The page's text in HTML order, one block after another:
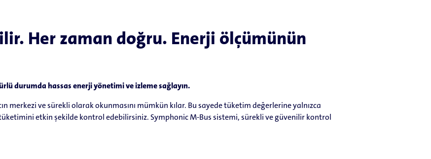
Her zaman doğru. Enerji ölçümünün
durumda hassas enerji yönetimi ve izleme sağlayın.
merkezi ve sürekli olarak okunmasını mümkün kılar. Bu sayede tüketim değerlerine yalnızca
etkin şekilde kontrol edebilirsiniz. Symphonic M-Bus sistemi, sürekli ve güvenilir kontrol